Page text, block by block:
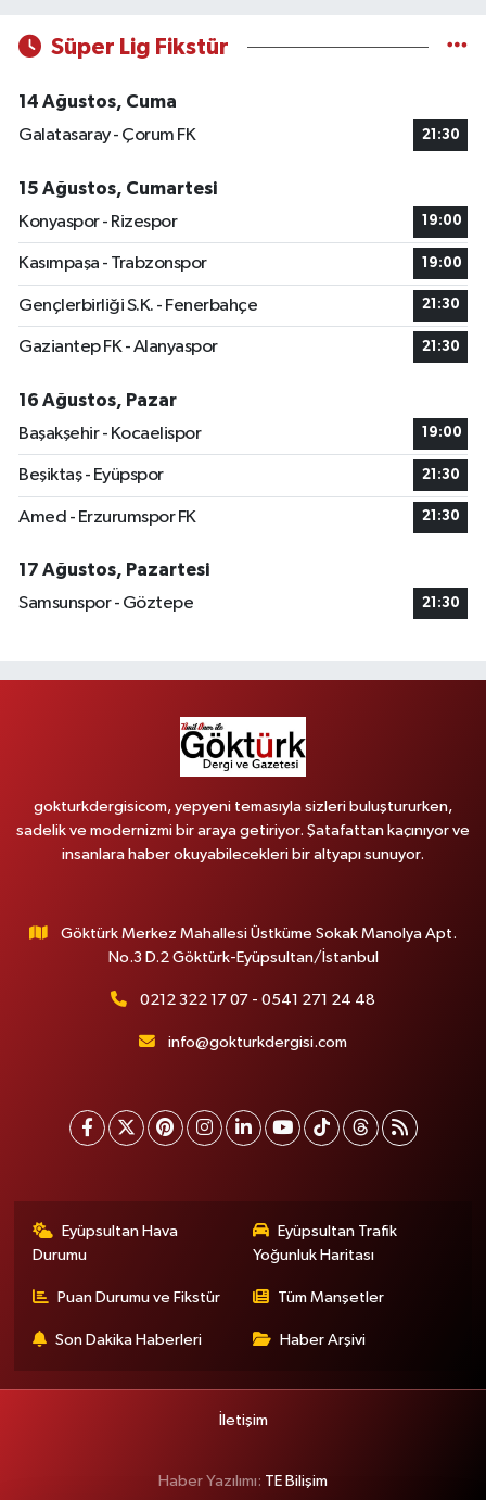
Süper Lig Fikstür
14 Ağustos, Cuma
Galatasaray - Çorum FK
21:30
15 Ağustos, Cumartesi
Konyaspor - Rizespor
19:00
Kasımpaşa - Trabzonspor 19:00
Gençlerbirliği S.K. - Fenerbahçe 21:30
Gaziantep FK - Alanyaspor 21:30
16 Ağustos, Pazar
Başakşehir - Kocaelispor
19:00
Beşiktaş - Eyüpspor 21:30
Amed - Erzurumspor FK 21:30
17 Ağustos, Pazartesi
Samsunspor - Göztepe
21:30
gokturkdergisicom, yepyeni temasıyla sizleri buluştururken,
sadelik ve modernizmi bir araya getiriyor. Şatafattan kaçınıyor ve
insanlara haber okuyabilecekleri bir altyapı sunuyor.
Göktürk Merkez Mahallesi Üstküme Sokak Manolya Apt.
No.3 D.2 Göktürk-Eyüpsultan/İstanbul
0212 322 17 07 - 0541 271 24 48
info@gokturkdergisi.com
Eyüpsultan Hava
Durumu
Eyüpsultan Trafik
Yoğunluk Haritası
Puan Durumu ve Fikstür Tüm Manşetler
Son Dakika Haberleri Haber Arşivi
İletişim
Haber Yazılımı: TE Bilişim